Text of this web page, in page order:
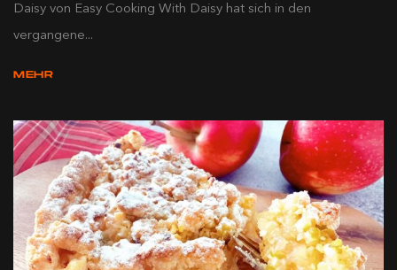
Daisy von Easy Cooking With Daisy hat sich in den
vergangene...
MEHR